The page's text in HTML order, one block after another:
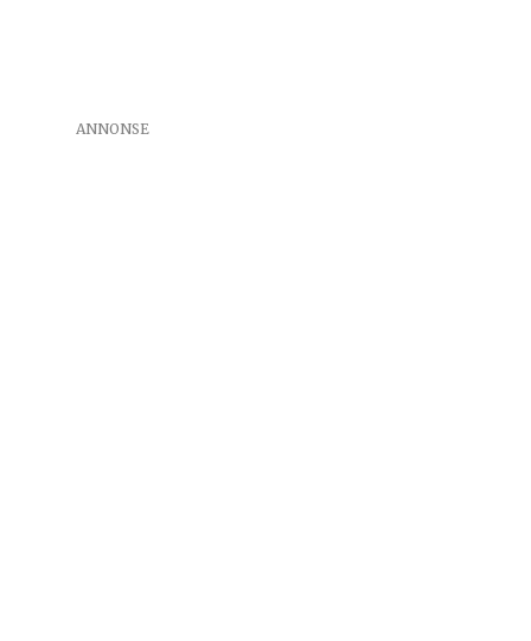
ANNONSE